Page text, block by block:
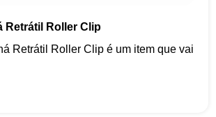
Retrátil Roller Clip
Retrátil Roller Clip é um item que vai